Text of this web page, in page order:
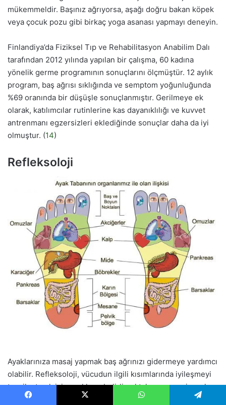
mükemmeldir. Başınız ağrıyorsa, aşağı doğru bakan köpek
veya çocuk pozu gibi birkaç yoga asanası yapmayı deneyin.
Finlandiya’da Fiziksel Tıp ve Rehabilitasyon Anabilim Dalı
tarafından 2012 yılında yapılan bir çalışma, 60 kadına
yönelik germe programının sonuçlarını ölçmüştür. 12 aylık
program, baş ağrısı sıklığında ve semptom yoğunluğunda
%69 oranında bir düşüşle sonuçlanmıştır. Gerilmeye ek
olarak, katılımcılar rutinlerine kas dayanıklılığı ve kuvvet
antrenmanı egzersizleri eklediğinde sonuçlar daha da iyi
olmuştur. (14)
Refleksoloji
Ayaklarınıza masaj yapmak baş ağrınızı gidermeye yardımcı
olabilir. Refleksoloji, vücudun ilgili kısımlarında iyileşmeyi
teşvik etmek için ayakların belirli noktalarına masaj yapılan
Geleneksel Çin Tıbbı şifa sanatıdır. Araştırmacılar,